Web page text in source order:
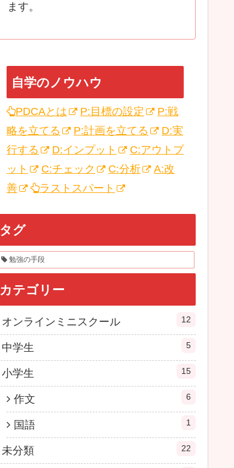
ます。
自学のノウハウ
PDCAとは P:目標の設定
P:戦
略を立てる
P:計画を立てる
D:実
行する
D:インプット
C:アウトプ
ット
C:チェック C:分析
A:改
善
ラストスパート
タグ
勉強の手段
カテゴリー
オンラインミニスクール 12
中学生 5
小学生 15
作文 6
国語 1
未分類 22